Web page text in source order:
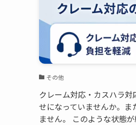
その他
クレーム対応・カスハラ
せになっていませんか。
ません。 このような状態